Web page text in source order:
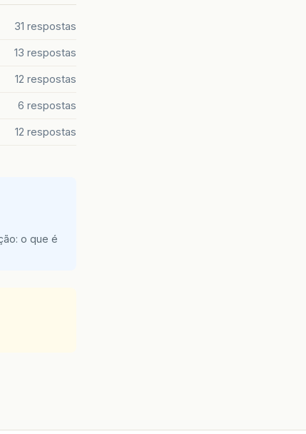
31 respostas
13 respostas
12 respostas
6 respostas
12 respostas
o que é